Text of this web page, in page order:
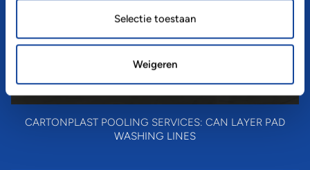
Selectie toestaan
Weigeren
CARTONPLAST POOLING SERVICES: CAN LAYER PAD
WASHING LINES